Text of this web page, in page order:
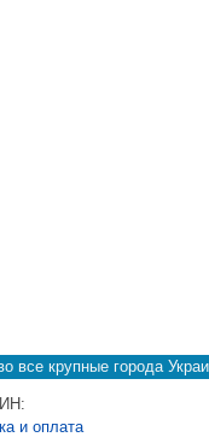
все крупные города
и оплата